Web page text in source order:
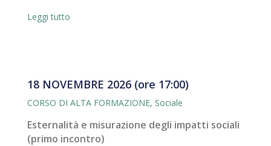
Leggi tutto
18 NOVEMBRE 2026 (ore 17:00)
CORSO DI ALTA FORMAZIONE, Sociale
Esternalità e misurazione degli impatti sociali
(primo incontro)